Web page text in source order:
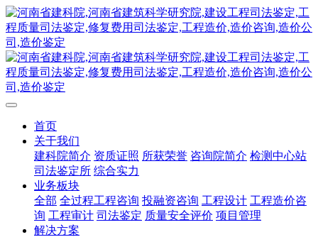
首页
关于我们
建科院简介 资质证照 所获荣誉 咨询院简介 检测中心站
司法鉴定所 综合实力
业务板块
全部 全过程工程咨询 投融资咨询 工程设计 工程造价咨
询 工程审计 司法鉴定 质量安全评价 项目管理
解决方案